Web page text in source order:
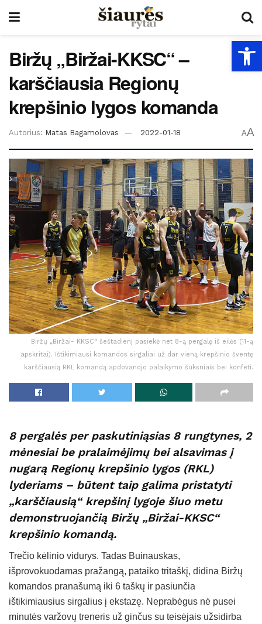
Biržų „Biržai-KKSC“ –
karščiausia Regionų
krepšinio lygos komanda
Autorius: Matas Bagamolovas 2022-01-18 AA
Biržų „Biržai- KKSC“ šeštadienį pasiekė net 8-ą pergalę iš eilės (11-ą
apskritai). Ištikimiausi komandos sirgaliai už dar vieną krepšinio šventę
karščiausią RKL komandą apdovanojo palaikymo šūksniais bei konfeti.
8 pergalės per paskutiniąsias 8 rungtynes, 2
mėnesiai be pralaimėjimų bei alsavimas į
nugarą Regionų krepšinio lygos (RKL)
lyderiams – būtent taip galima pristatyti
„karščiausią“ krepšinį lygoje šiuo metu
demonstruojančią Biržų „Biržai-KKSC“
krepšinio komandą.
Trečio kėlinio vidurys. Tadas Buinauskas,
išprovokuodamas pražangą, pataiko tritaškį, didina Biržų
komandos pranašumą iki 6 taškų ir pasiunčia
ištikimiausius sirgalius į ekstazę. Neprabėgus nė pusei
minutės varžovų treneris už ginčus su teisėjais užsidirba